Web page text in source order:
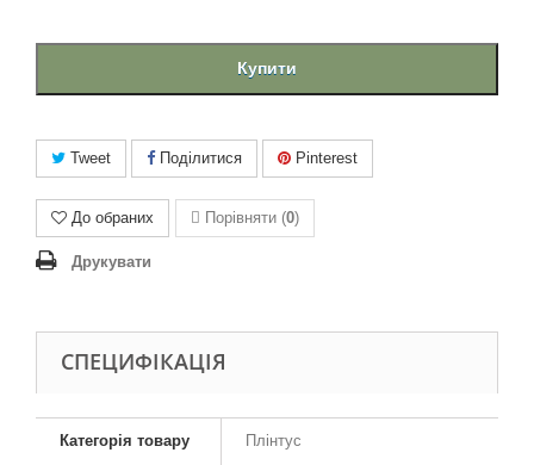
Купити
Tweet Поділитися Pinterest
До обраних Порівняти (0)
Друкувати
СПЕЦИФІКАЦІЯ
Категорія товару Плінтус